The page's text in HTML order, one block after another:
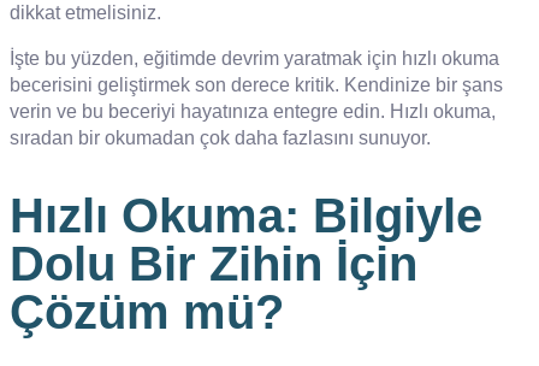
dikkat etmelisiniz.
İşte bu yüzden, eğitimde devrim yaratmak için hızlı okuma
becerisini geliştirmek son derece kritik. Kendinize bir şans
verin ve bu beceriyi hayatınıza entegre edin. Hızlı okuma,
sıradan bir okumadan çok daha fazlasını sunuyor.
Hızlı Okuma: Bilgiyle
Dolu Bir Zihin İçin
Çözüm mü?